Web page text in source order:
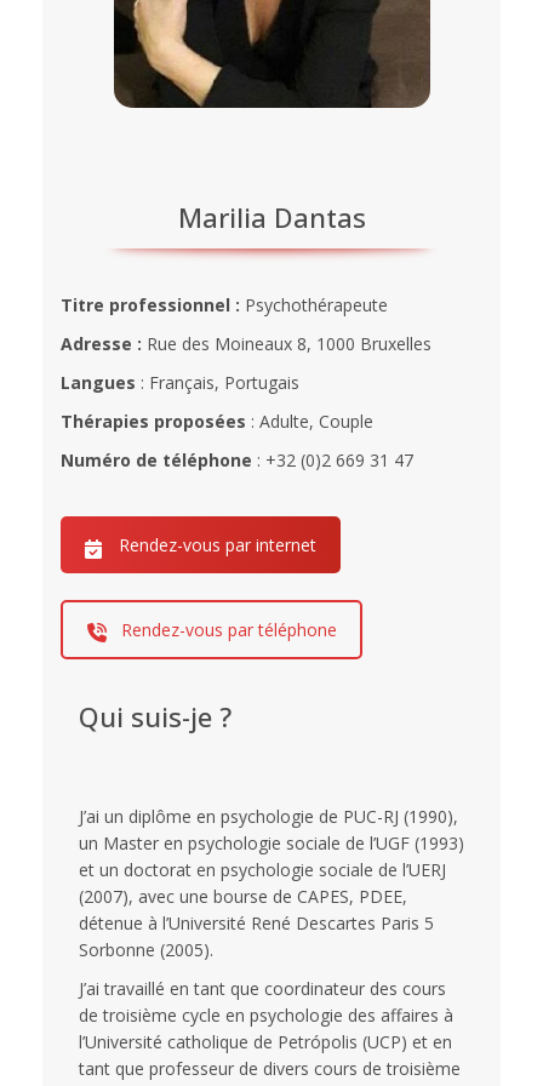
Marilia Dantas
Titre professionnel : Psychothérapeute
Adresse : Rue des Moineaux 8, 1000 Bruxelles
Langues : Français, Portugais
Thérapies proposées : Adulte, Couple
Numéro de téléphone : +32 (0)2 669 31 47
Rendez-vous par internet
Rendez-vous par téléphone
Qui suis-je ?
J’ai un diplôme en psychologie de PUC-RJ (1990),
un Master en psychologie sociale de l’UGF (1993)
et un doctorat en psychologie sociale de l’UERJ
(2007), avec une bourse de CAPES, PDEE,
détenue à l’Université René Descartes Paris 5
Sorbonne (2005).
J’ai travaillé en tant que coordinateur des cours
de troisième cycle en psychologie des affaires à
l’Université catholique de Petrópolis (UCP) et en
tant que professeur de divers cours de troisième